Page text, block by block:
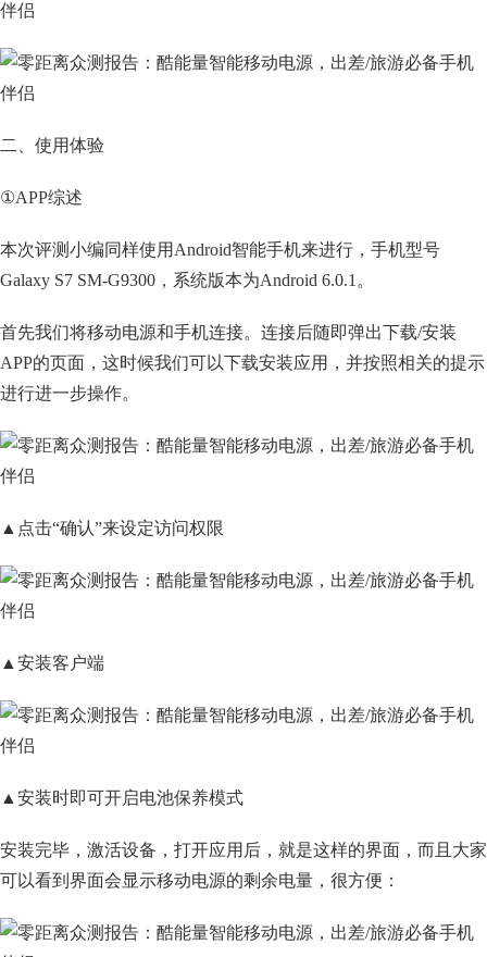
二、使用体验
①APP综述
本次评测小编同样使用Android智能手机来进行，手机型号
Galaxy S7 SM-G9300，系统版本为Android 6.0.1。
首先我们将移动电源和手机连接。连接后随即弹出下载/安装
APP的页面，这时候我们可以下载安装应用，并按照相关的提示
进行进一步操作。
▲点击“确认”来设定访问权限
▲安装客户端
▲安装时即可开启电池保养模式
安装完毕，激活设备，打开应用后，就是这样的界面，而且大家
可以看到界面会显示移动电源的剩余电量，很方便：